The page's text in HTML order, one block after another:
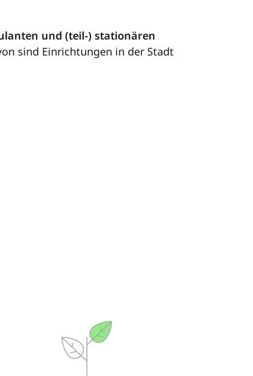
und (teil-) stationären
sind Einrichtungen in der Stadt